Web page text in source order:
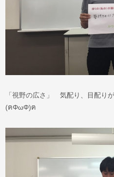
「視野の広さ」 気配り、目配り
(ฅΦωΦ)ฅ